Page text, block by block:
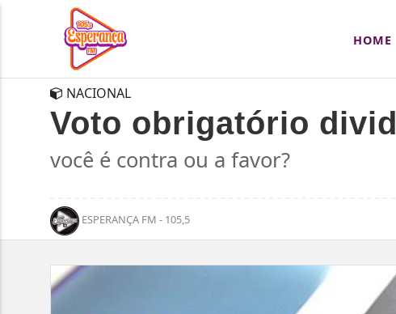
HOME
NACIONAL
Voto obrigatório
você é contra ou a favor?
ESPERANÇA FM - 105,5